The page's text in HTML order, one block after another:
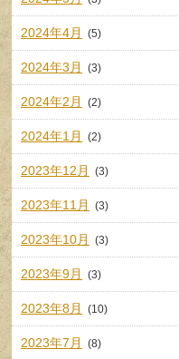
2024年4月 (5)
2024年3月 (3)
2024年2月 (2)
2024年1月 (2)
2023年12月 (3)
2023年11月 (3)
2023年10月 (3)
2023年9月 (3)
2023年8月 (10)
2023年7月 (8)